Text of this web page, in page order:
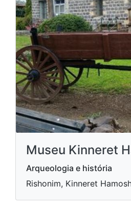
Museu Kinneret
Arqueologia e história
Rishonim, Kinneret